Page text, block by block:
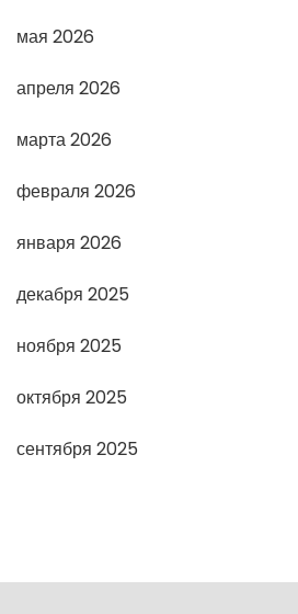
мая 2026
апреля 2026
марта 2026
февраля 2026
января 2026
декабря 2025
ноября 2025
октября 2025
сентября 2025